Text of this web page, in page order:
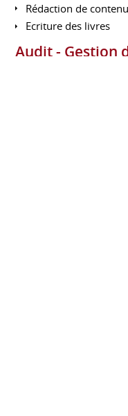
Rédaction de
Ecriture des livres
Audit - Gestion